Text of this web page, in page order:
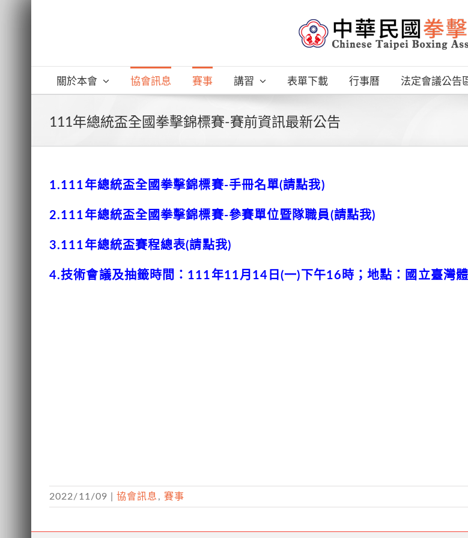
關於本會 協會訊息 賽事 講習 表單下載 行事曆 法定會議公告
111年總統盃全國拳擊錦標賽-賽前資訊最新公告
1.111年總統盃全國拳擊錦標賽-手冊名單(請點我)
2.111年總統盃全國拳擊錦標賽-參賽單位暨隊職員(請點我)
3.111年總統盃賽程總表(請點我)
4.技術會議及抽籤時間：111年11月14日(一)下午16時；地點：國立臺灣
2022/11/09 協會訊息 , 賽事